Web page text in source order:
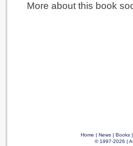
More about this book
Home | News| Books
© 1997-2026 |